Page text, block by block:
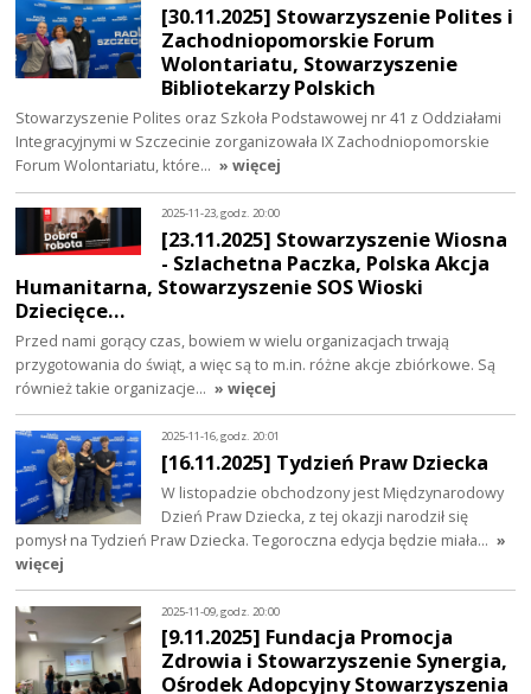
[30.11.2025] Stowarzyszenie Polites i
Zachodniopomorskie Forum
Wolontariatu, Stowarzyszenie
Bibliotekarzy Polskich
Stowarzyszenie Polites oraz Szkoła Podstawowej nr 41 z Oddziałami
Integracyjnymi w Szczecinie zorganizowała IX Zachodniopomorskie
Forum Wolontariatu, które… » więcej
2025-11-23, godz. 20:00
[23.11.2025] Stowarzyszenie Wiosna
- Szlachetna Paczka, Polska Akcja
Humanitarna, Stowarzyszenie SOS Wioski
Dziecięce…
Przed nami gorący czas, bowiem w wielu organizacjach trwają
przygotowania do świąt, a więc są to m.in. różne akcje zbiórkowe. Są
również takie organizacje… » więcej
2025-11-16, godz. 20:01
[16.11.2025] Tydzień Praw Dziecka
W listopadzie obchodzony jest Międzynarodowy
Dzień Praw Dziecka, z tej okazji narodził się
pomysł na Tydzień Praw Dziecka. Tegoroczna edycja będzie miała… »
więcej
2025-11-09, godz. 20:00
[9.11.2025] Fundacja Promocja
Zdrowia i Stowarzyszenie Synergia,
Ośrodek Adopcyjny Stowarzyszenia